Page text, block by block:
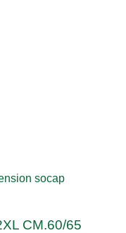
CM.60/65